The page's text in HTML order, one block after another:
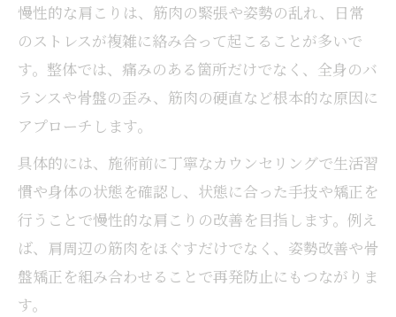
整体でリラクゼーションと不調改善を両立
肩こりや不調解消に整体の実力発揮
整体の施術が肩こり解消に導く理由を解説
整体体験者が語る肩こり改善の実感とは
整体で身体のバランスを整えるメリット
柳井市の整体で心地よいリラクゼーション体験
間
慢性的な肩こりは、筋肉の緊張や姿勢の乱れ、日常
のストレスが複雑に絡み合って起こることが多いで
す。整体では、痛みのある箇所だけでなく、全身のバ
ランスや骨盤の歪み、筋肉の硬直など根本的な原因に
アプローチします。
具体的には、施術前に丁寧なカウンセリングで生活習
慣や身体の状態を確認し、状態に合った手技や矯正を
行うことで慢性的な肩こりの改善を目指します。例え
ば、肩周辺の筋肉をほぐすだけでなく、姿勢改善や骨
盤矯正を組み合わせることで再発防止にもつながりま
す。